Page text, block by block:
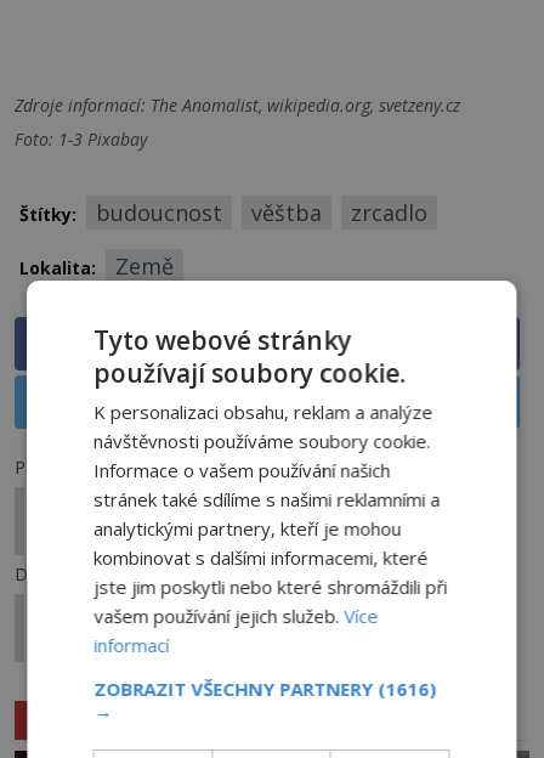
Zdroje informací: The Anomalist, wikipedia.org, svetzeny.cz
Foto: 1-3 Pixabay
Štítky: budoucnost věštba zrcadlo
Lokalita: Země
Sdílet na Facebooku
Sdílet na X
Předchozí článek
Krysař z německého Hamelnu: Stál za záhadným
zmizením dětí olomoucký biskup?
Další článek
Tajemství posledních dní E. A. Poea: Jak zemřel
slavný básník?
Související články
Tyto webové stránky
používají soubory cookie.
K personalizaci obsahu, reklam a analýze
návštěvnosti používáme soubory cookie.
Informace o vašem používání našich
stránek také sdílíme s našimi reklamními a
analytickými partnery, kteří je mohou
kombinovat s dalšími informacemi, které
jste jim poskytli nebo které shromáždili při
vašem používání jejich služeb.Více
informací
ZOBRAZIT VŠECHNY PARTNERY (1616)
→